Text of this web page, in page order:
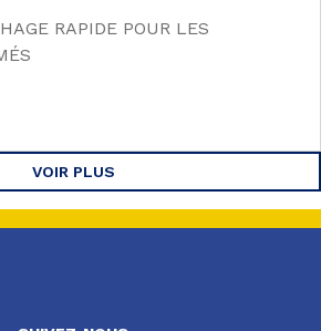
RAPIDE POUR LES
VOIR PLUS